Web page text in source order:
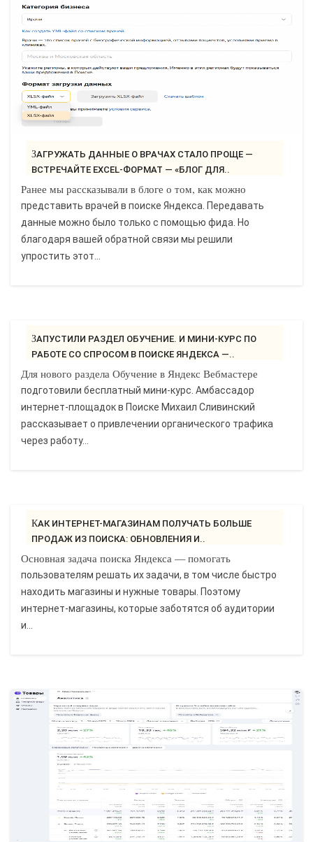
ЗАГРУЖАТЬ ДАННЫЕ О ВРАЧАХ СТАЛО ПРОЩЕ —
ВСТРЕЧАЙТЕ EXCEL-ФОРМАТ — «БЛОГ ДЛЯ..
Ранее мы рассказывали в блоге о том, как можно
представить врачей в поиске Яндекса. Передавать
данные можно было только с помощью фида. Но
благодаря вашей обратной связи мы решили
упростить этот...
ЗАПУСТИЛИ РАЗДЕЛ ОБУЧЕНИЕ. И МИНИ-КУРС ПО
РАБОТЕ СО СПРОСОМ В ПОИСКЕ ЯНДЕКСА —..
Для нового раздела Обучение в Яндекс Вебмастере
подготовили бесплатный мини-курс. Амбассадор
интернет-площадок в Поиске Михаил Сливинский
рассказывает о привлечении органического трафика
через работу...
КАК ИНТЕРНЕТ-МАГАЗИНАМ ПОЛУЧАТЬ БОЛЬШЕ
ПРОДАЖ ИЗ ПОИСКА: ОБНОВЛЕНИЯ И..
Основная задача поиска Яндекса — помогать
пользователям решать их задачи, в том числе быстро
находить магазины и нужные товары. Поэтому
интернет-магазины, которые заботятся об аудитории
и...